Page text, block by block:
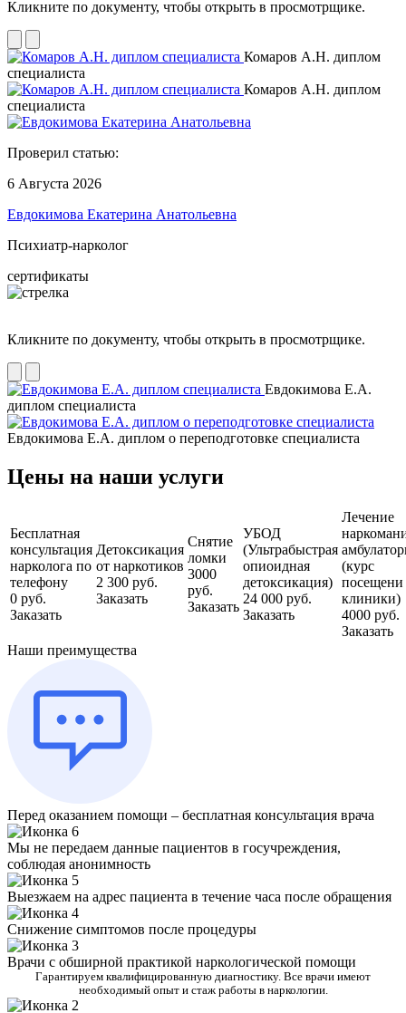
Кликните по документу, чтобы открыть в просмотрщике.
Комаров А.Н. диплом
специалиста
Комаров А.Н. диплом
специалиста
Проверил статью:
6 Августа 2026
Евдокимова Екатерина Анатольевна
Психиатр-нарколог
сертификаты
Кликните по документу, чтобы открыть в просмотрщике.
Евдокимова Е.А.
диплом специалиста
Евдокимова Е.А. диплом о переподготовке специалиста
Цены на наши услуги
Бесплатная
консультация
нарколога по
телефону
0 руб.
Заказать
Детоксикация
от наркотиков
2 300 руб.
Заказать
Снятие
ломки
3000
руб.
Заказать
УБОД
(Ультрабыстрая
опиоидная
детоксикация)
24 000 руб.
Заказать
Лечение
(курс
посещени
клиники)
4000 руб.
Заказать
Наши преимущества
Перед оказанием помощи – бесплатная консультация врача
Мы не передаем данные пациентов в госучреждения,
соблюдая анонимность
Выезжаем на адрес пациента в течение часа после обращения
Снижение симптомов после процедуры
Врачи с обширной практикой наркологической помощи
Гарантируем квалифицированную диагностику. Все врачи имеют
необходимый опыт и стаж работы в наркологии.